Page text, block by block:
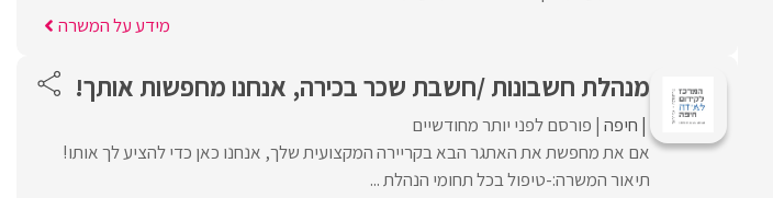
מידע על המשרה
מנהלת חשבונות /חשבת שכר בכירה, אנחנו מחפשות אותך!
חיפה פורסם לפני יותר מחודשיים
אם את מחפשת את האתגר הבא בקריירה המקצועית שלך, אנחנו כאן כדי להציע לך אותו!
תיאור המשרה:-טיפול בכל תחומי הנהלת ...